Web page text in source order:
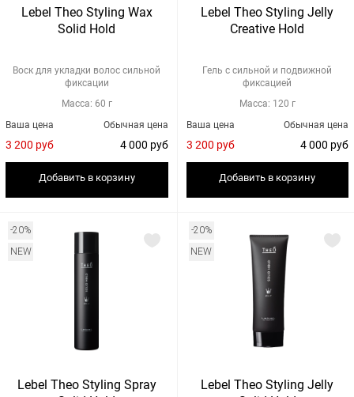
120
Lebel Theo Styling Wax
Solid Hold
Воск для укладки волос сильной
фиксации
Масса: 60 г
Обычная цена
4 000 руб
Ваша цена
3 200 руб
Добавить в корзину
Lebel Theo Styling Jelly
Creative Hold
Гель с сильной и подвижной
фиксацией
Масса: 120 г
Обычная цена
4 000 руб
Ваша цена
3 200 руб
Добавить в корзину
-20%
NEW
Lebel Theo Styling Spray
-20%
NEW
Lebel Theo Styling Jelly